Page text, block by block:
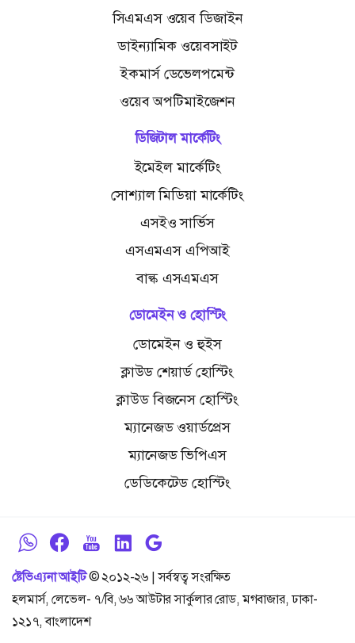
সিএমএস ওয়েব ডিজাইন
ডাইন্যামিক ওয়েবসাইট
ইকমার্স ডেভেলপমেন্ট
ওয়েব অপটিমাইজেশন
ডিজিটাল মার্কেটিং
ইমেইল মার্কেটিং
সোশ্যাল মিডিয়া মার্কেটিং
এসইও সার্ভিস
এসএমএস এপিআই
বাল্ক এসএমএস
ডোমেইন ও হোস্টিং
ডোমেইন ও হুইস
ক্লাউড শেয়ার্ড হোস্টিং
ক্লাউড বিজনেস হোস্টিং
ম্যানেজড ওয়ার্ডপ্রেস
ম্যানেজড ভিপিএস
ডেডিকেটেড হোস্টিং
ষ্টেভিএ্যনা আইটি© ২০১২-২৬ | সর্বস্বত্ব সংরক্ষিত
হলমার্স, লেভেল- ৭/বি, ৬৬ আউটার সার্কুলার রোড, মগবাজার, ঢাকা-
১২১৭, বাংলাদেশ